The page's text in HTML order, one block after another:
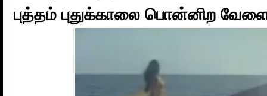
புத்தம் புதுக்காலை பொன்னிற